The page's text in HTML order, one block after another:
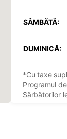
SÂMBĂTĂ:
DUMINICĂ:
*Cu taxe
Programul
Sărbătorilor